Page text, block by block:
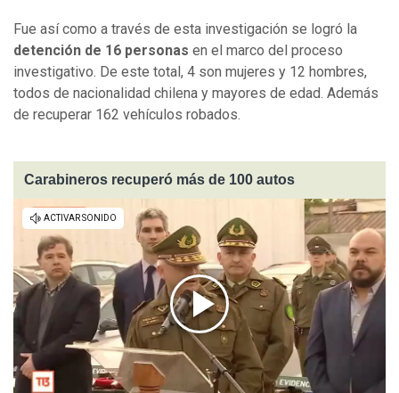
Fue así como a través de esta investigación se logró la
detención de 16 personas en el marco del proceso
investigativo. De este total, 4 son mujeres y 12 hombres,
todos de nacionalidad chilena y mayores de edad. Además
de recuperar 162 vehículos robados.
Carabineros recuperó más de 100 autos